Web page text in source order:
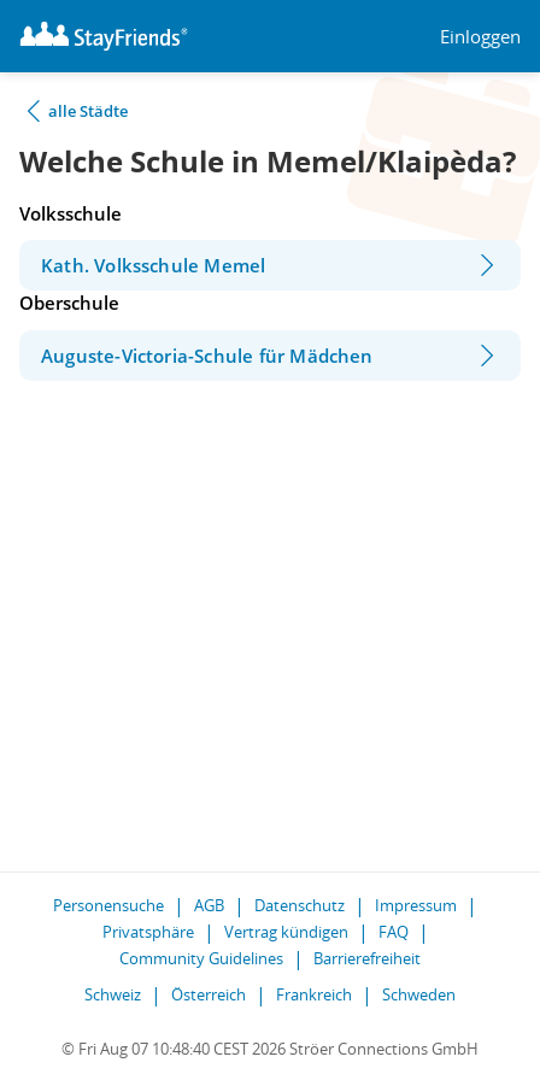
Einloggen
alle Städte
Welche Schule in Memel/Klaipèda?
Volksschule
Kath. Volksschule Memel
Oberschule
Auguste-Victoria-Schule für Mädchen
Personensuche AGB Datenschutz
Impressum
Privatsphäre
Vertrag kündigen
FAQ
Community Guidelines
Barrierefreiheit
Schweiz
Österreich Frankreich Schweden
© Fri Aug 07 10:48:40 CEST 2026 Ströer Connections GmbH